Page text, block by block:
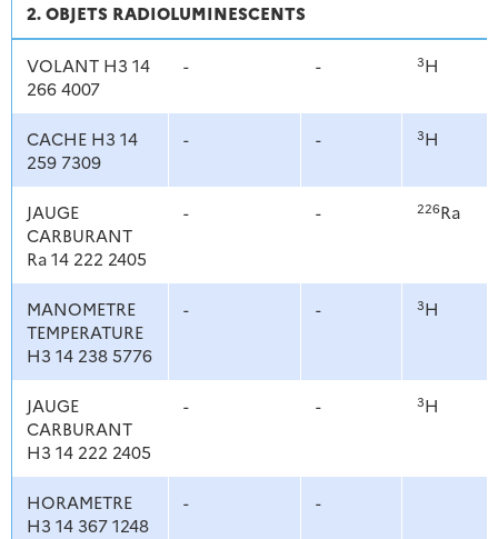
2. OBJETS RADIOLUMINESCENTS
VOLANT H3 14
266 4007
- - 3H
CACHE H3 14
259 7309
- - 3H
JAUGE
CARBURANT
Ra 14 222 2405
- - 226Ra
MANOMETRE
TEMPERATURE
H3 14 238 5776
- - 3H
JAUGE
CARBURANT
H3 14 222 2405
- - 3H
HORAMETRE
H3 14 367 1248
- -